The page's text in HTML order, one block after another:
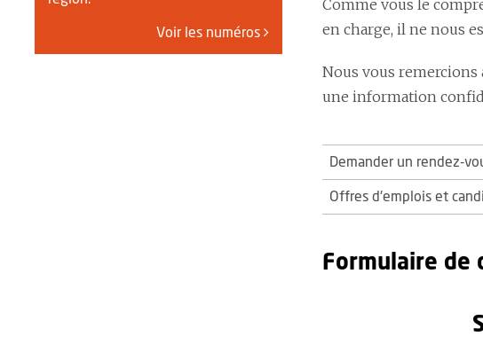
Voir les numéros
Comme vous le
en charge, il ne nous
Nous vous remercions
une information
Demander un rendez-
Offres d'emplois et
Formulaire de